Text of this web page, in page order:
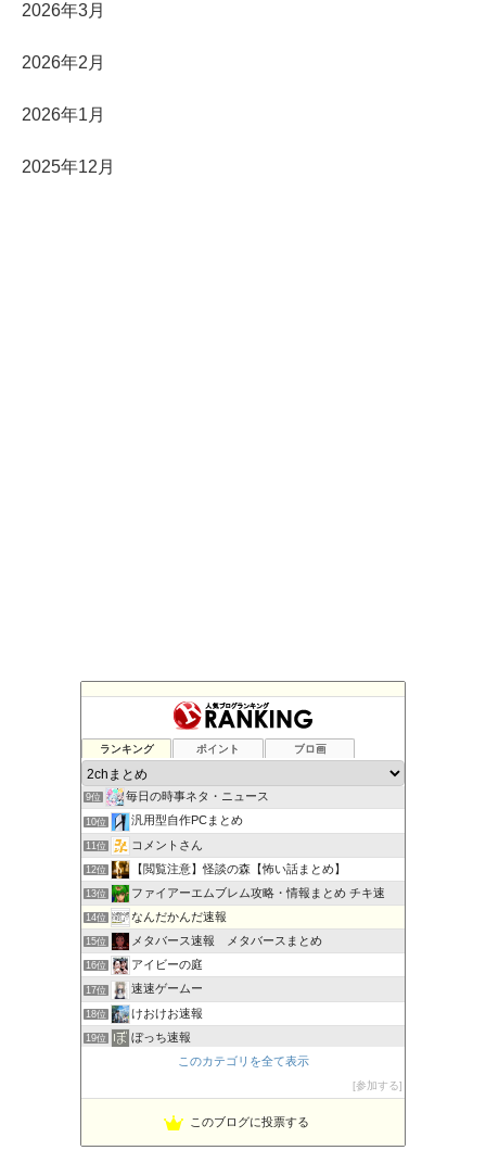
2026年3月
2026年2月
2026年1月
2025年12月
ランキング ポイント ブロ画
もえじゃぱ
8位 よい子のためのおんＪまとめ速報
9位 毎日の時事ネタ・ニュース
10位 汎用型自作PCまとめ
11位 コメントさん
12位 【閲覧注意】怪談の森【怖い話まとめ】
13位 ファイアーエムブレム攻略・情報まとめ チキ速
14位 なんだかんだ速報
15位 メタバース速報 メタバースまとめ
16位 アイビーの庭
17位 速速ゲームー
18位 けおけお速報
19位 ぼっち速報
2chNEWSまとめ
ＹＫちゃんねる・ごちゃ混ぜ芸能ニュース
このカテゴリを全て表示
参加する
このブログに投票する